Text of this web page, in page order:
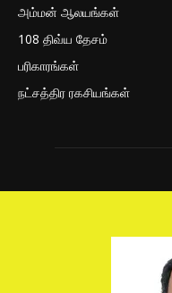
அம்மன் ஆலயங்கள்
108 திவ்ய தேசம்
பரிகாரங்கள்
நட்சத்திர ரகசியங்கள்